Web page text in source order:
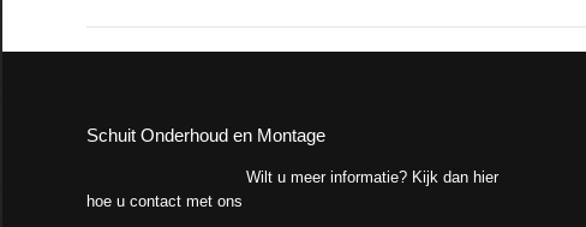
Schuit Onderhoud en Montage
Wilt u meer informatie? Kijk dan hier
hoe u contact met ons